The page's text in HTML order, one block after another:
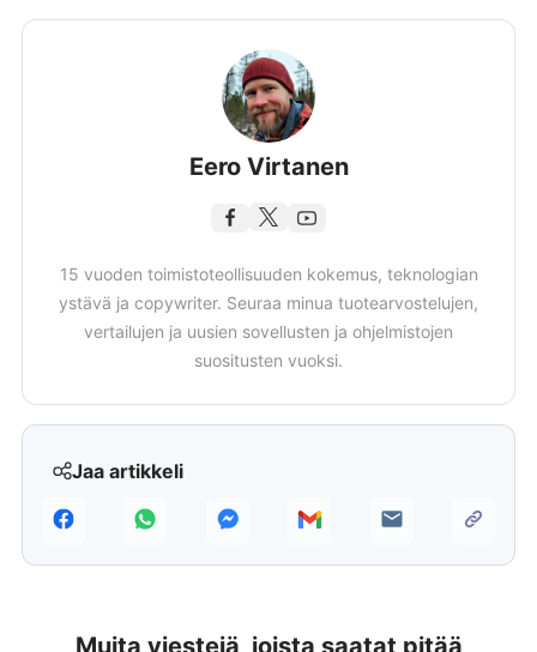
Jaa artikkeli
Eero Virtanen
15 vuoden toimistoteollisuuden kokemus, teknologian
ystävä ja copywriter. Seuraa minua tuotearvostelujen,
vertailujen ja uusien sovellusten ja ohjelmistojen
suositusten vuoksi.